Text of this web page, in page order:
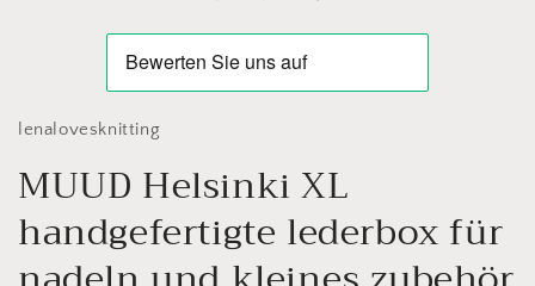
lenalovesknitting
MUUD Helsinki XL
handgefertigte lederbox für